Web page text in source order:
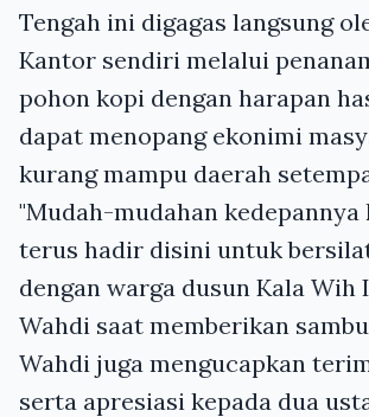
Tengah ini digagas langsung
Kantor sendiri melalui
pohon kopi dengan harapan
dapat menopang ekonimi
kurang mampu daerah
"Mudah-mudahan kedepannya
terus hadir disini untuk
dengan warga dusun Kala Wih
Wahdi saat memberikan
Wahdi juga mengucapkan
serta apresiasi kepada dua